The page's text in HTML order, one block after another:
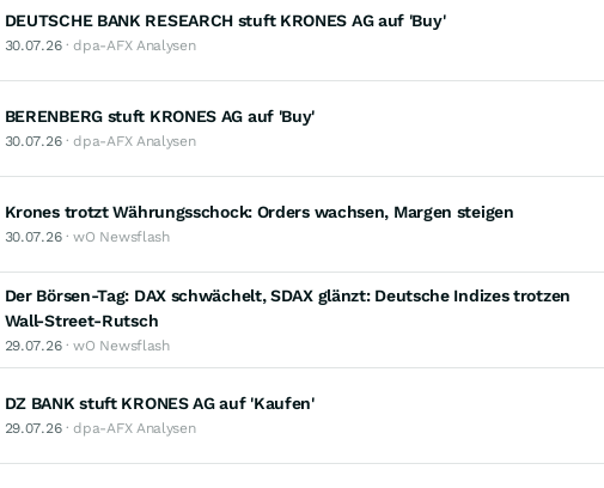
DEUTSCHE BANK RESEARCH stuft KRONES AG auf 'Buy'
30.07.26· dpa-AFX Analysen
BERENBERG stuft KRONES AG auf 'Buy'
30.07.26· dpa-AFX Analysen
Krones trotzt Währungsschock: Orders wachsen, Margen steigen
30.07.26· wO Newsflash
Der Börsen-Tag: DAX schwächelt, SDAX glänzt: Deutsche Indizes trotzen
Wall-Street-Rutsch
29.07.26· wO Newsflash
DZ BANK stuft KRONES AG auf 'Kaufen'
29.07.26· dpa-AFX Analysen